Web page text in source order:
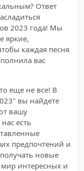
Ответ
2023 года! Мы
яркие,
каждая песня
вас
еще не все! В
вы найдете
вашу
есть
предпочтений и
новые
интересных и